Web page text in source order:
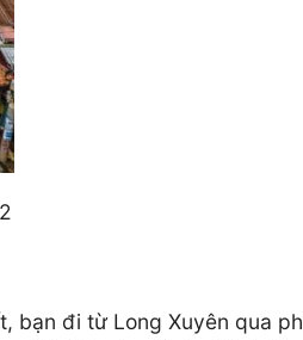
đi từ Long Xuyên qua